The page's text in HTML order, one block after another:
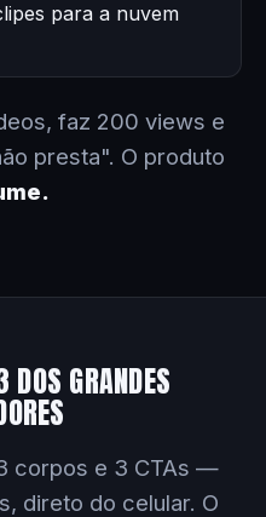
para a nuvem
faz 200 views e
presta". O produto
GRANDES
corpos e 3 CTAs —
direto do celular. O